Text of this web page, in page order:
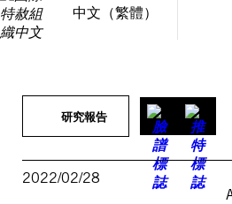
中文（繁體）
研究報告
2022/02/28